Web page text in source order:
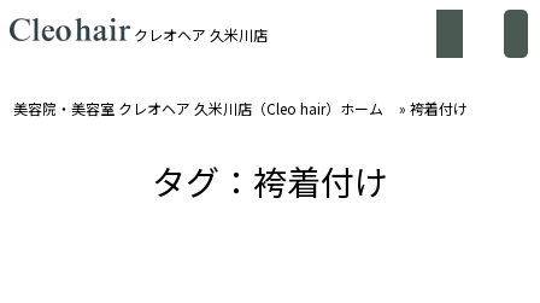
クレオヘア 久米川店
美容院・美容室 クレオヘア 久米川店（Cleo hair）ホーム »袴着付け
タグ：袴着付け